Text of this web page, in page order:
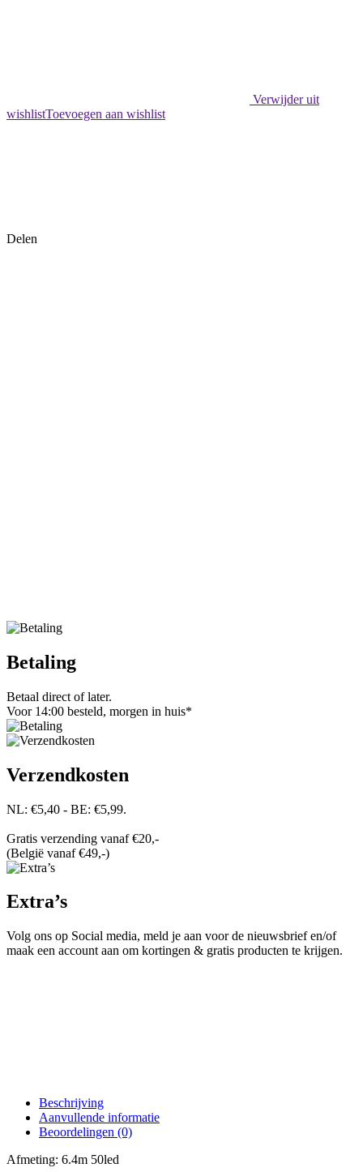
Verwijder uit
wishlistToevoegen aan wishlist
Delen
Betaling
Betaal direct of later.
Voor 14:00 besteld, morgen in huis*
Verzendkosten
NL: €5,40 - BE: €5,99.
Gratis verzending vanaf €20,-
(België vanaf €49,-)
Extra’s
Volg ons op Social media, meld je aan voor de nieuwsbrief en/of
maak een account aan om kortingen & gratis producten te krijgen.
Beschrijving
Aanvullende informatie
Beoordelingen (0)
Afmeting: 6.4m 50led